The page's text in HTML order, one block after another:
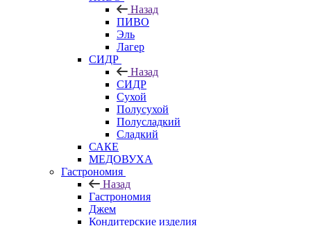
Назад
ПИВО
Эль
Лагер
СИДР
Назад
СИДР
Сухой
Полусухой
Полусладкий
Сладкий
САКЕ
МЕДОВУХА
Гастрономия
Назад
Гастрономия
Джем
Кондитерские изделия